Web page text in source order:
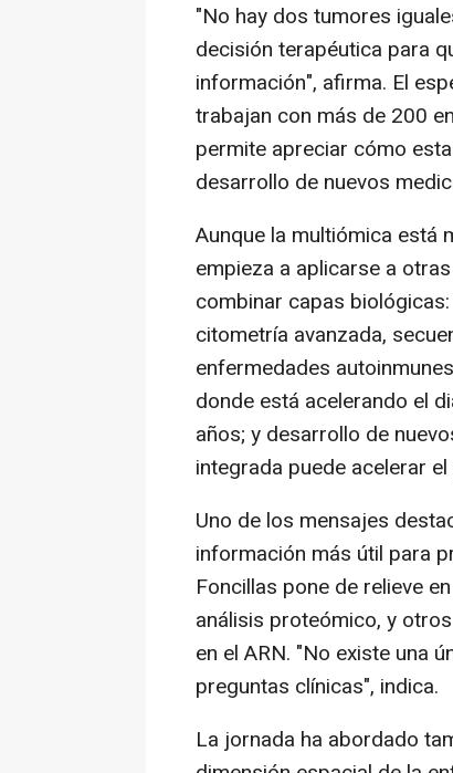
"No hay dos tumores
decisión terapéutica para
información", afirma. El
trabajan con más de 200
permite apreciar cómo
desarrollo de nuevos
Aunque la multiómica está
empieza a aplicarse a
combinar capas
citometría avanzada,
enfermedades
donde está acelerando el
años; y desarrollo de
integrada puede acelerar
Uno de los mensajes
información más útil para
Foncillas pone de relieve
análisis proteómico, y
en el ARN. "No existe una
preguntas clínicas", indica.
La jornada ha abordado